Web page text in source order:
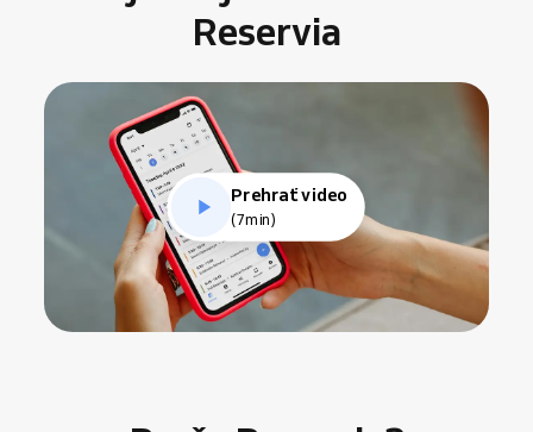
Reservia
Prehrať video
(7min)